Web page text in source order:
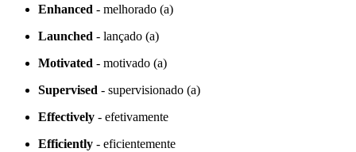
Enhanced - melhorado (a)
Launched - lançado (a)
Motivated - motivado (a)
Supervised - supervisionado (a)
Effectively - efetivamente
Efficiently - eficientemente